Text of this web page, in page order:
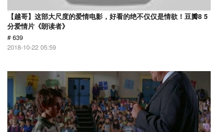
【越哥】这部大尺度的爱情电影，好看的绝不仅仅是情欲！豆瓣8 5
分爱情片《朗读者》
# 639
2018-10-22 05:59